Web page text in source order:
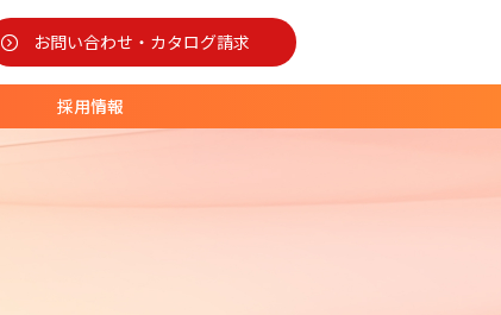
お問い合わせ・カタログ請求
採用情報